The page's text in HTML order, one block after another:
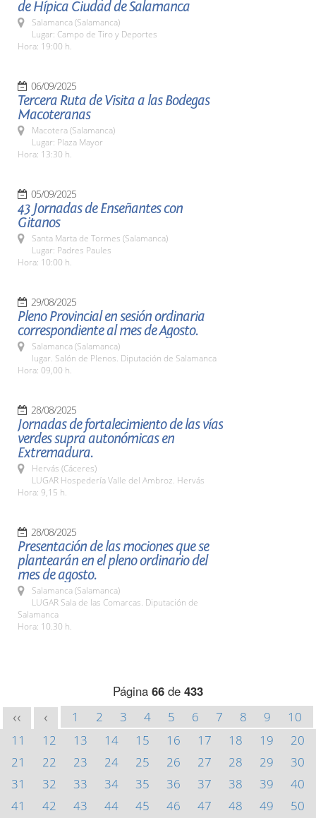
de Hípica Ciudad de Salamanca
Salamanca (Salamanca)
Lugar: Campo de Tiro y Deportes
Hora: 19:00 h.
06/09/2025
Tercera Ruta de Visita a las Bodegas
Macoteranas
Macotera (Salamanca)
Lugar: Plaza Mayor
Hora: 13:30 h.
05/09/2025
43 Jornadas de Enseñantes con
Gitanos
Santa Marta de Tormes (Salamanca)
Lugar: Padres Paules
Hora: 10:00 h.
29/08/2025
Pleno Provincial en sesión ordinaria
correspondiente al mes de Agosto.
Salamanca (Salamanca)
lugar. Salón de Plenos. Diputación de Salamanca
Hora: 09,00 h.
28/08/2025
Jornadas de fortalecimiento de las vías
verdes supra autonómicas en
Extremadura.
Hervás (Cáceres)
LUGAR Hospedería Valle del Ambroz. Hervás
Hora: 9,15 h.
28/08/2025
Presentación de las mociones que se
plantearán en el pleno ordinario del
mes de agosto.
Salamanca (Salamanca)
LUGAR Sala de las Comarcas. Diputación de
Salamanca
Hora: 10.30 h.
Página 66 de 433
<< < 1 2 3 4 5 6 7 8 9
10
11
12 13 14 15 16 17 18 19
20
21
22 23 24 25 26 27 28 29
30
31
32 33 34 35 36 37 38 39
40
41
42 43 44 45 46 47 48 49
50